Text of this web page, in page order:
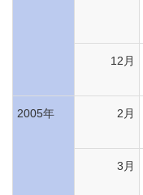
12月
2005年 2月
3月